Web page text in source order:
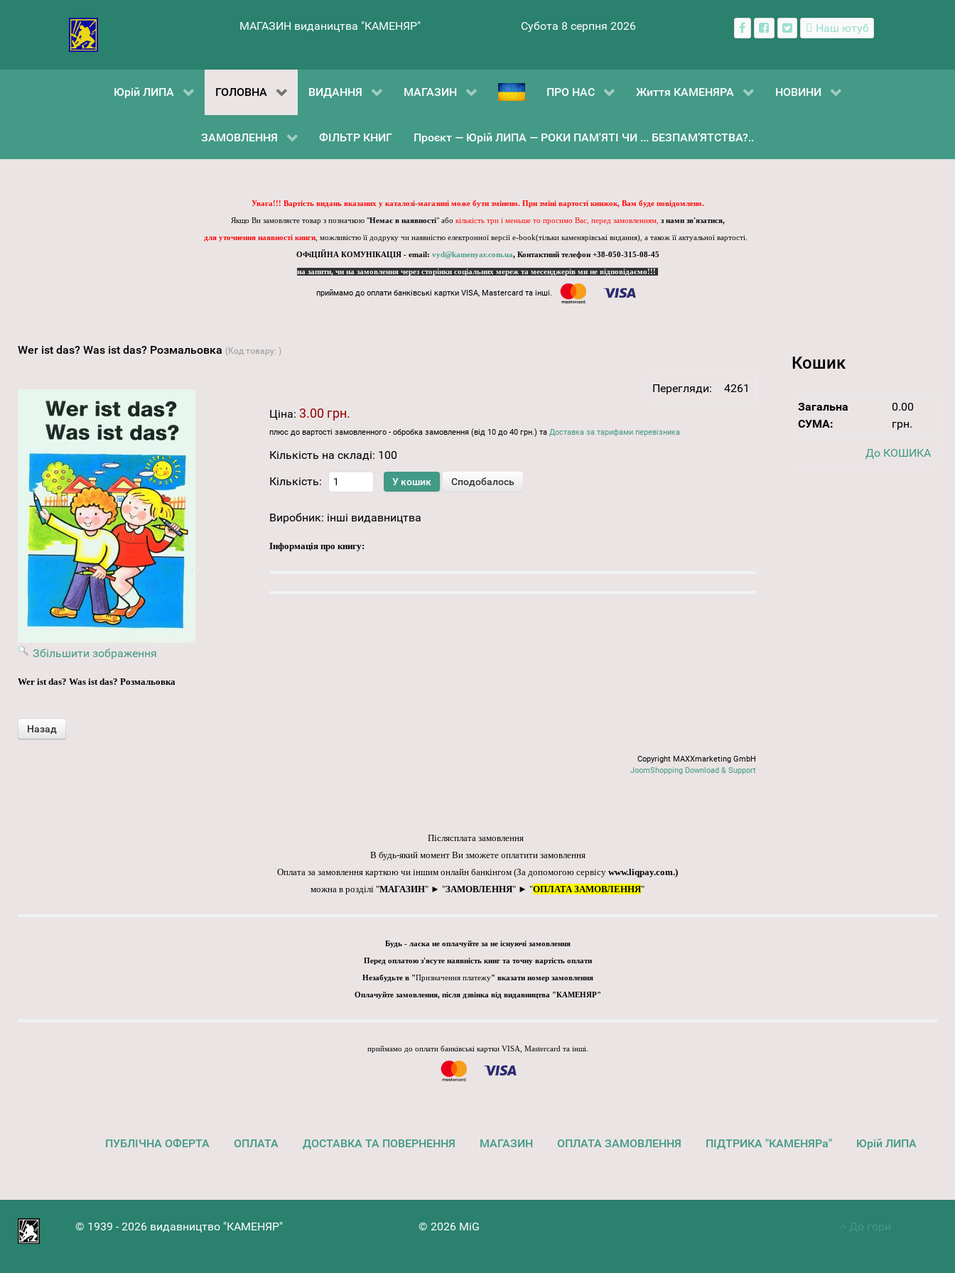
МАГАЗИН видаництва "КАМЕНЯР" Субота 8 серпня 2026 Наш ютуб
Юрій ЛИПА ГОЛОВНА ВИДАННЯ МАГАЗИН ПРО НАС Життя КАМЕНЯРА НОВИНИ
ЗАМОВЛЕННЯ ФІЛЬТР КНИГ Проєкт — Юрій ЛИПА — РОКИ ПАМ'ЯТІ ЧИ ... БЕЗПАМ’ЯТСТВА?..
Увага!!! Вартість видань вказаних у каталозі-магазині може бути змінено. При зміні вартості книжок, Вам буде повідомлено.
Якщо Ви замовляєте товар з позначкою "Немає в наявності" або кількість три і меньше то просимо Вас, перед замовленням, з нами зв'язатися,
для уточнення наявності книги, можливістю її додруку чи наявністю електронної версії e-book(тільки каменярівські видання), а також її актуальної вартості.
ОФіЦІЙНА КОМУНІКАЦІЯ - email: vyd@kamenyar.com.ua, Контактний телефон +38-050-315-08-45
на запити, чи на замовлення через сторінки соціальних мереж та месенджерів ми не відповідаємо!!!
приймамо до оплати банківські картки VISA, Mastercard та інші.
Wer ist das? Was ist das? Розмальовка (Код товару: )
Перегляди: 4261
Збільшити зображення
Ціна: 3.00 грн.
плюс до вартості замовленного - обробка замовлення (від 10 до 40 грн.) та Доставка за тарифами перевізника
Кількість на складі: 100
Кількість:
Виробник: інші видавництва
Інформація про книгу:
Wer ist das? Was ist das? Розмальовка
Copyright MAXXmarketing GmbH
JoomShopping Download & Support
Кошик
Загальна
СУМА:
0.00
грн.
До КОШИКА
Післясплата замовлення
В будь-який момент Ви зможете оплатити замовлення
Оплата за замовлення карткою чи іншим онлайн банкінгом (За допомогою сервісу www.liqpay.com.)
можна в розділі "МАГАЗИН" ► "ЗАМОВЛЕННЯ" ► "ОПЛАТА ЗАМОВЛЕННЯ"
Будь - ласка не оплачуйте за не існуючі замовлення
Перед оплатою з'ясуте наявність книг та точну вартість оплати
Незабудьте в "Призначення платежу" вказати номер замовлення
Оплачуйте замовлення, після дзвінка від видавництва "КАМЕНЯР"
приймамо до оплати банківські картки VISA, Mastercard та інші.
ПУБЛІЧНА ОФЕРТА ОПЛАТА ДОСТАВКА ТА ПОВЕРНЕННЯ МАГАЗИН ОПЛАТА ЗАМОВЛЕННЯ ПІДТРИКА "КАМЕНЯРа" Юрій ЛИПА
© 1939 - 2026 видавництво "КАМЕНЯР" © 2026 MiG До гори